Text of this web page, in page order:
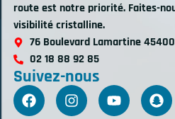
route est notre priorité. Faites-
visibilité cristalline.
76 Boulevard Lamartine 45400
02 18 88 92 85
Suivez-nous